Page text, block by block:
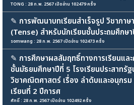
TONG : 28 ก.พ. 2567 เปิดอ่าน 102479 ครั้ง
✎ การพัฒนาบทเรียนสำเร็จรูป วิชาภาษ
(Tense) สำหรับนักเรียนชั้นประถมศึกษ
somwang : 28 ก.พ. 2567 เปิดอ่าน 102473 ครั้ง
✎ การศึกษาผลสัมฤทธิ์ทางการเรียนแล
ชั้นมัธยมศึกษาปีที่ 5 โรงเรียนประสาทรั
วิชาคณิตศาสตร์ เรื่อง ลำดับและอนุกร
เรียนที่ 2 ปีการศ
ศักดิ์ : 28 ก.พ. 2567 เปิดอ่าน 102492 ครั้ง